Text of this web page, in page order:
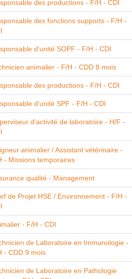
des productions - F/H - CDI
des fonctions supports - F/H -
d'unité SOPF - F/H - CDI
animalier - F/H - CDD 8 mois
des productions - F/H - CDI
d'unité SPF - F/H - CDI
d'activité de laboratoire - H/F -
animalier / Assistant vétérinaire -
- Missions temporaires
qualité - Management
de Projet HSE / Environnement - F/H -
- F/H - CDI
de Laboratoire en Immunologie -
- CDD 9 mois
de Laboratoire en Pathologie